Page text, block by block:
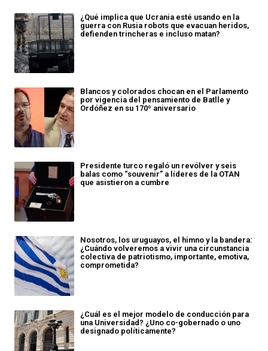
¿Qué implica que Ucrania esté usando en la
guerra con Rusia robots que evacuan heridos,
defienden trincheras e incluso matan?
Blancos y colorados chocan en el Parlamento
por vigencia del pensamiento de Batlle y
Ordóñez en su 170º aniversario
Presidente turco regaló un revólver y seis
balas como “souvenir” a líderes de la OTAN
que asistieron a cumbre
Nosotros, los uruguayos, el himno y la bandera:
¿Cuándo volveremos a vivir una circunstancia
colectiva de patriotismo, importante, emotiva,
comprometida?
¿Cuál es el mejor modelo de conducción para
una Universidad? ¿Uno co-gobernado o uno
designado políticamente?